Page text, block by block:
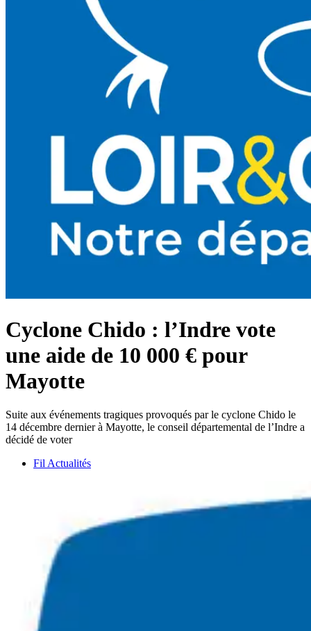
Cyclone Chido : l’Indre vote
une aide de 10 000 € pour
Mayotte
Suite aux événements tragiques provoqués par le cyclone Chido le
14 décembre dernier à Mayotte, le conseil départemental de l’Indre a
décidé de voter
Fil Actualités